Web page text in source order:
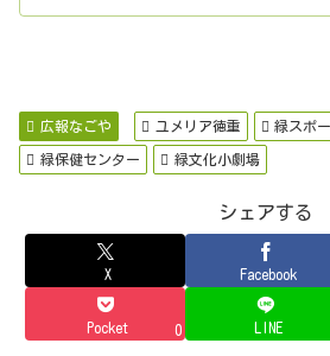
広報なごや ユメリア徳重 緑スポ
緑保健センター 緑文化小劇場
シェアする
X Facebook
Pocket 0 LINE